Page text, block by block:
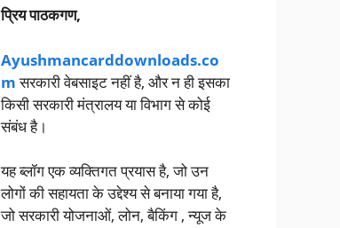
प्रिय पाठकगण,
Ayushmancarddownloads.co
mसरकारी वेबसाइट नहीं है, और न ही इसका
किसी सरकारी मंत्रालय या विभाग से कोई
संबंध है।
यह ब्लॉग एक व्यक्तिगत प्रयास है, जो उन
लोगों की सहायता के उद्देश्य से बनाया गया है,
जो सरकारी योजनाओं, लोन, बैकिंग , न्यूज के